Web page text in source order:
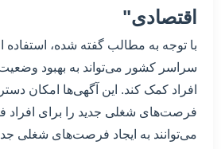
اقتصادی"
با توجه به مطالب گفته شده، استفاده
سراسر کشور می‌تواند به بهبود
افراد کمک کند. این آگهی‌ها امکان
فرصت‌های شغلی جدید را برای افراد
می‌توانند به ایجاد فرصت‌های شغلی